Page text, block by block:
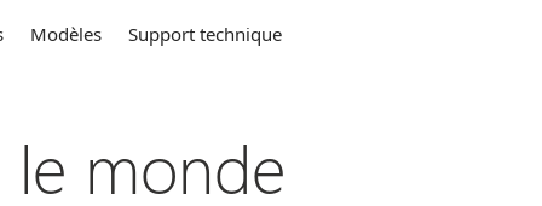
Modèles Support technique
monde